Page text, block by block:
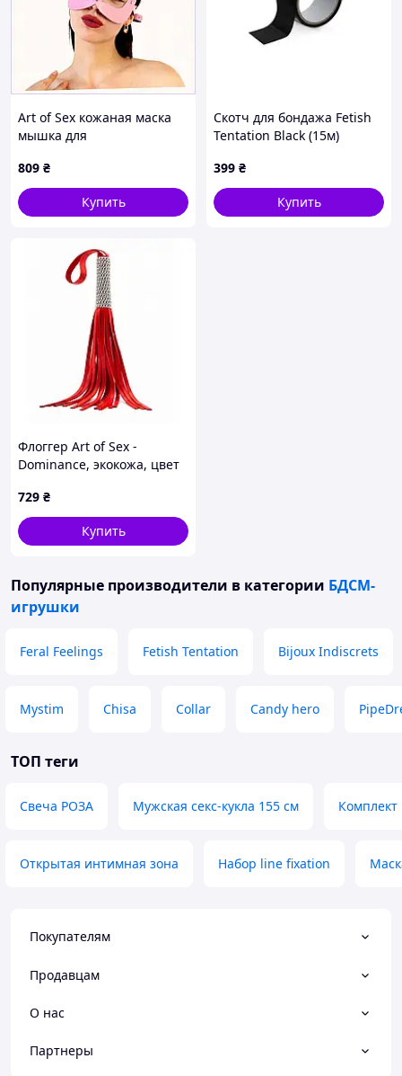
Art of Sex кожаная маска
мышка для
T87P5X1274
809 ₴
Купить
Скотч для бондажа Fetish
Tentation Black (15м)
Fantasy
399 ₴
Купить
Флоггер Art of Sex -
Dominance, экокожа, цвет
729 ₴
Купить
Популярные производители в категории БДСМ-
игрушки
Feral Feelings Fetish Tentation Bijoux Indiscrets
Mystim Chisa Collar Candy hero
ТОП теги
Свеча РОЗА Мужская секс-кукла 155 см
Открытая интимная зона Набор line fixation
Покупателям
Продавцам
О нас
Партнеры